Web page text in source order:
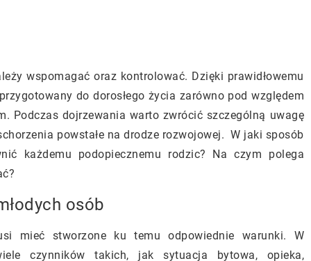
wspomagać oraz kontrolować. Dzięki prawidłowemu
do dorosłego życia zarówno pod względem
Podczas dojrzewania warto zwrócić szczególną uwagę
powstałe na drodze rozwojowej. W jaki sposób
każdemu podopiecznemu rodzic? Na czym polega
osób
mieć stworzone ku temu odpowiednie warunki. W
czynników takich, jak sytuacja bytowa, opieka,